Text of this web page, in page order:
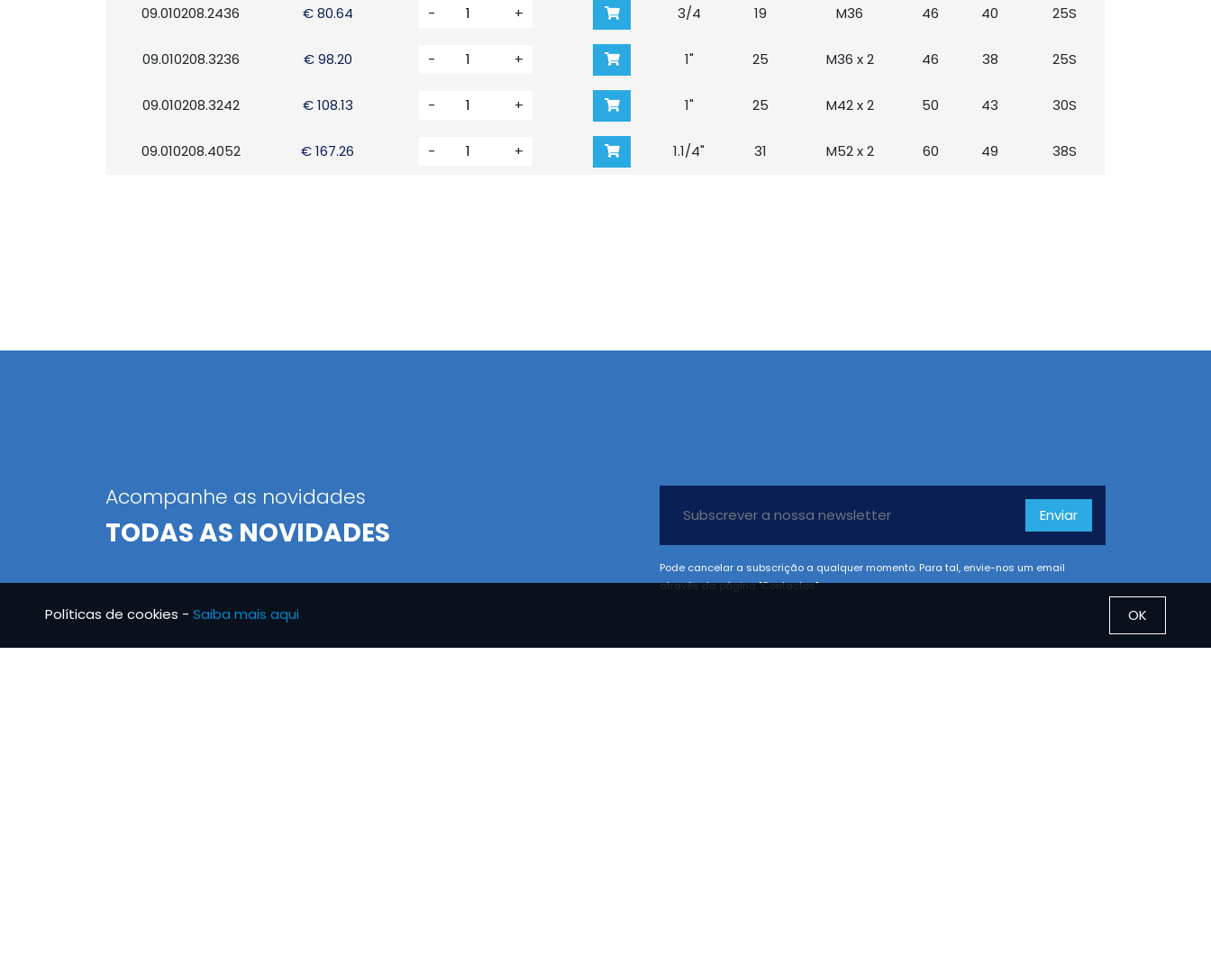
09.010208.2436 € 80.64 - + 3/4 19 M36 46 40 25S
09.010208.3236 € 98.20 - + 1" 25 M36 x 2 46 38 25S
09.010208.3242 € 108.13 - + 1" 25 M42 x 2 50 43 30S
09.010208.4052 € 167.26 - + 1.1/4" 31 M52 x 2 60 49 38S
Acompanhe as novidades
TODAS AS NOVIDADES
Enviar
Pode cancelar a subscrição a qualquer momento. Para tal, envie-nos um email
através da página "Contactos".
Políticas de cookies - Saiba mais aqui OK